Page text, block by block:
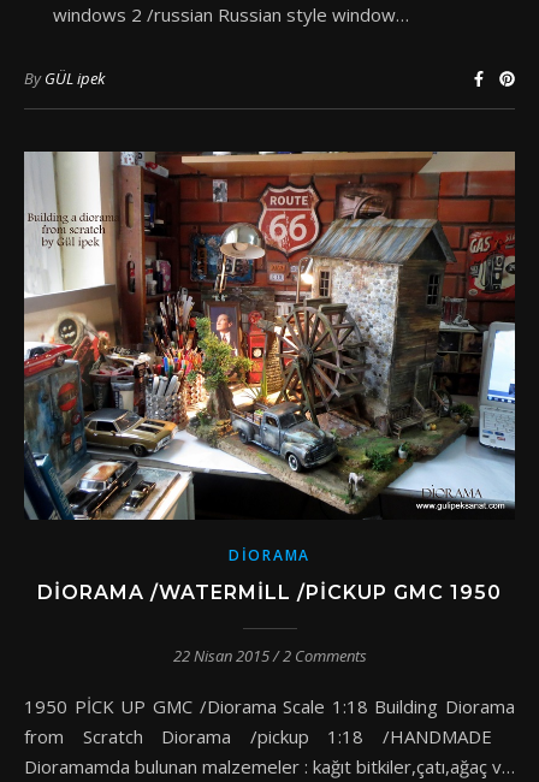
windows 2 /russian Russian style window…
ByGÜL ipek
DIORAMA
DIORAMA /WATERMILL /PICKUP GMC 1950
22 Nisan 2015/2 Comments
1950 PİCK UP GMC /Diorama Scale 1:18 Building Diorama
from Scratch Diorama /pickup 1:18 /HANDMADE
Dioramamda bulunan malzemeler : kağıt bitkiler,çatı,ağaç v…